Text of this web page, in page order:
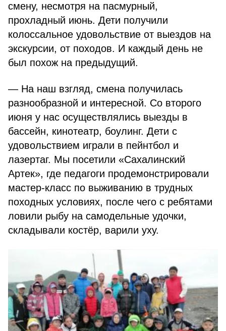
смену, несмотря на пасмурный,
прохладный июнь. Дети получили
колоссальное удовольствие от выездов на
экскурсии, от походов. И каждый день не
был похож на предыдущий.
— На наш взгляд, смена получилась
разнообразной и интересной. Со второго
июня у нас осуществлялись выезды в
бассейн, кинотеатр, боулинг. Дети с
удовольствием играли в пейнтбол и
лазертаг. Мы посетили «Сахалинский
Артек», где педагоги продемонстрировали
мастер-класс по выживанию в трудных
походных условиях, после чего с ребятами
ловили рыбу на самодельные удочки,
складывали костёр, варили уху.